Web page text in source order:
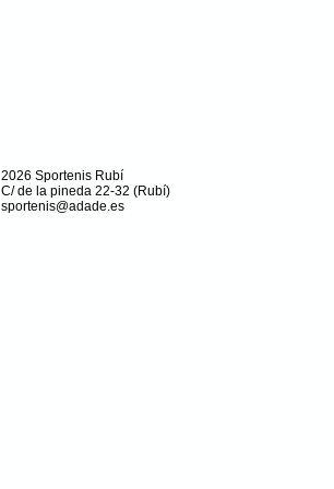
2026 Sportenis Rubí
C/ de la pineda 22-32 (Rubí)
sportenis@adade.es